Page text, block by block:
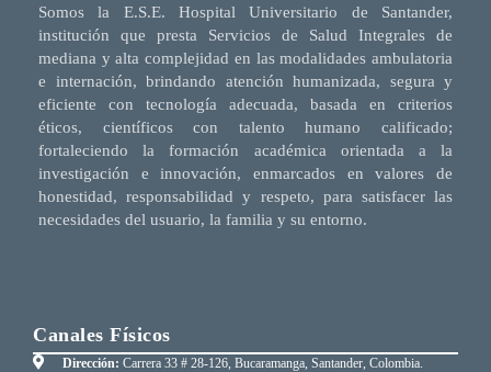
Somos la E.S.E. Hospital Universitario de Santander,
institución que presta Servicios de Salud Integrales de
mediana y alta complejidad en las modalidades ambulatoria
e internación, brindando atención humanizada, segura y
eficiente con tecnología adecuada, basada en criterios
éticos, científicos con talento humano calificado;
fortaleciendo la formación académica orientada a la
investigación e innovación, enmarcados en valores de
honestidad, responsabilidad y respeto, para satisfacer las
necesidades del usuario, la familia y su entorno.
Canales Físicos
Dirección: Carrera 33 # 28-126, Bucaramanga, Santander, Colombia.